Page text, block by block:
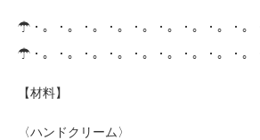
☂・。・。・。・。・。・。・。・。・。
☂・。・。・。・。・。・。・。・。・
【材料】
〈ハンドクリーム〉